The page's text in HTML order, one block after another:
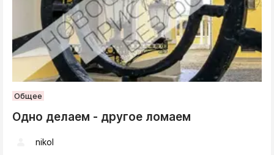
Общее
Одно делаем - другое ломаем
nikol